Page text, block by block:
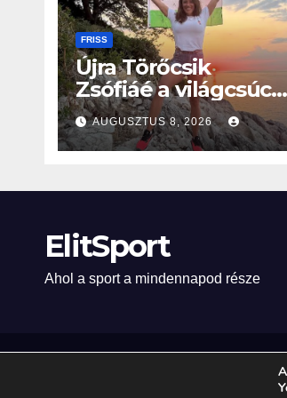
FRISS
Újra Törőcsik
Zsófiáé a világcsúcs
– 107 méterre
merült Lastovón
AUGUSZTUS 8, 2026
ElitSport
Ahol a sport a mindennapod része
Theme: